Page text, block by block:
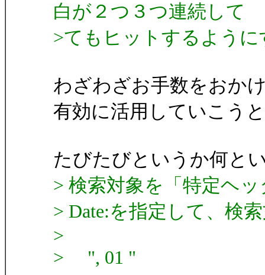
白が２つ３つ連続して
>てもヒットするよう
わざわざお手数をおか
有効に活用していこう
たびたびというか何と
> 検索対象を「特定ヘ
> Date:を指定して、検
>
> ", 01 "